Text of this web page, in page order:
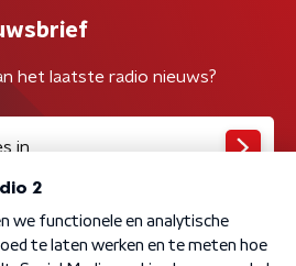
het laatste radio nieuws?